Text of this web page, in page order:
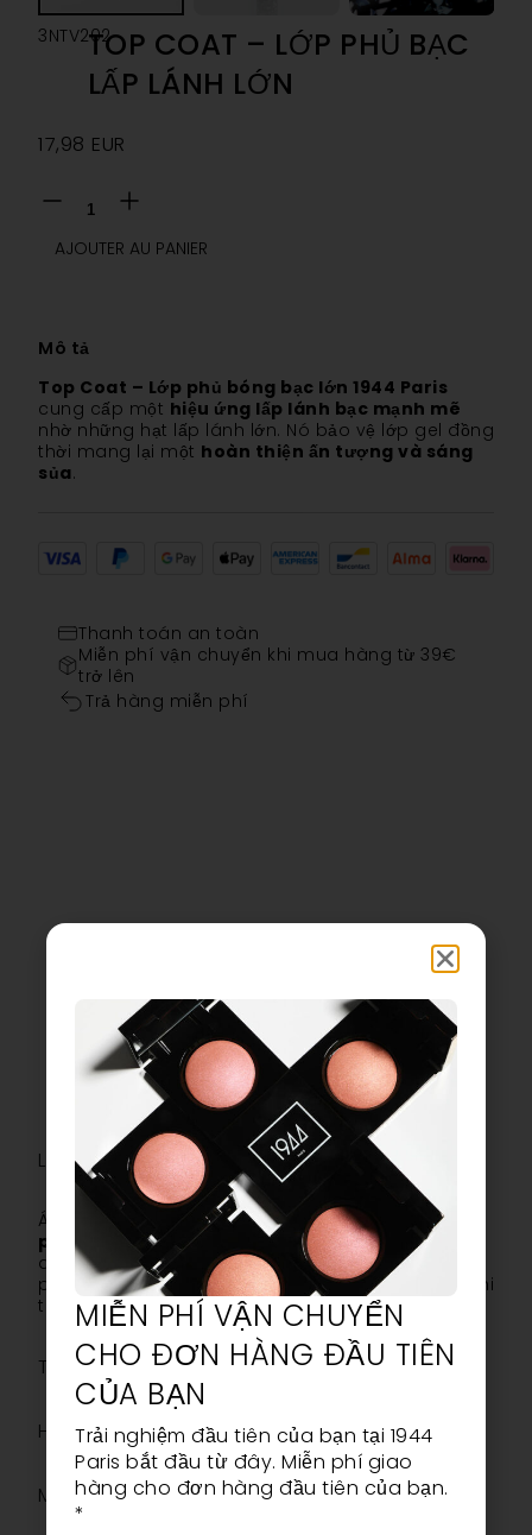
TOP COAT – LỚP PHỦ BẠC
LẤP LÁNH LỚN
3NTV202
17,98 EUR
Mô tả
Top Coat – Lớp phủ bóng bạc lớn 1944 Paris
cung cấp một hiệu ứng lấp lánh bạc mạnh mẽ
nhờ những hạt lấp lánh lớn. Nó bảo vệ lớp gel đồng
thời mang lại một hoàn thiện ấn tượng và sáng
sủa.
AJOUTER AU PANIER
Thanh toán an toàn
Miễn phí vận chuyển khi mua hàng từ 39€
trở lên
Trả hàng miễn phí
Lời khuyên của chúng tôi về cách sử dụng
Áp dụng một lớp mỏngLớp phủ trên cùng – Lớp
phủ bạc lấp lánh lớn 1944 Paris Sau đó, xúc tác
dưới đèn LED hoặc UV. Để tối đa hóa hiệu quả, hãy
phủ hai lớp mỏng. Tránh sử dụng dầu ngay sau khi
thoa để giữ được độ sáng lấp lánh.
Thành phần
Hơn nữa
Mô tả
MIỄN PHÍ VẬN CHUYỂN
CHO ĐƠN HÀNG ĐẦU TIÊN
CỦA BẠN
Trải nghiệm đầu tiên của bạn tại 1944
Paris bắt đầu từ đây. Miễn phí giao
hàng cho đơn hàng đầu tiên của bạn.
*